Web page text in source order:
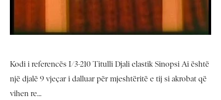
Kodi i referencës I/3-210 Titulli Djali elastik Sinopsi Ai është
një djalë 9 vjeçar i dalluar për mjeshtëritë e tij si akrobat që
vihen re...